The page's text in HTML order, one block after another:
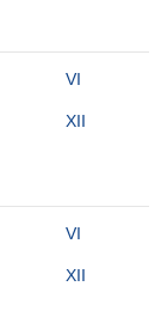
VI
XII
VI
XII